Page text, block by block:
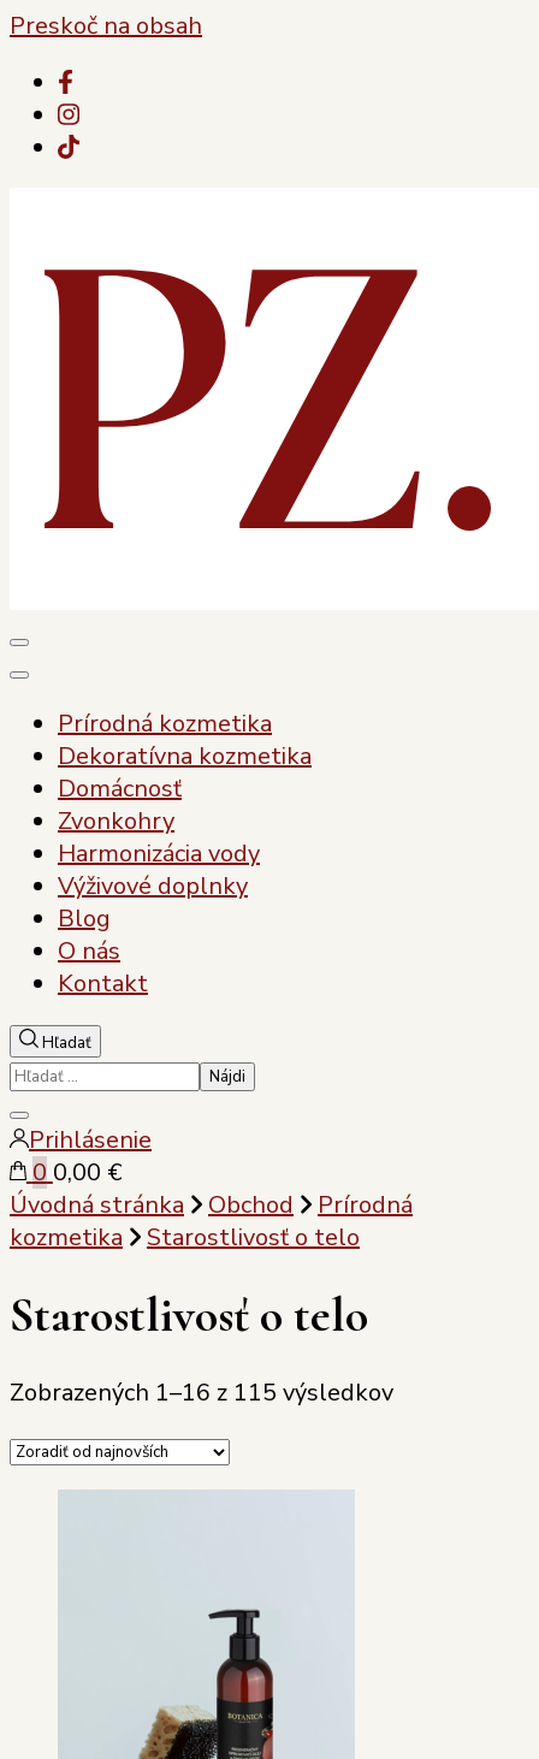
Preskoč na obsah
Prírodná kozmetika
Dekoratívna kozmetika
Domácnosť
Zvonkohry
Harmonizácia vody
Výživové doplnky
Blog
O nás
Kontakt
Hľadať
Hľadať:
Zatvoriť
vyhľadávanie
Prihlásenie
0 0,00 €
Úvodná stránka
Obchod
Prírodná
kozmetika
Starostlivosť o telo
Starostlivosť o telo
Zobrazených 1–16 z 115 výsledkovSorted